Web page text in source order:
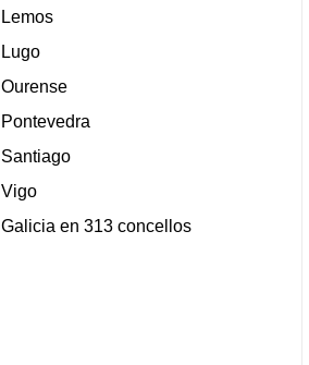
Lemos
Lugo
Ourense
Pontevedra
Santiago
Vigo
Galicia en 313 concellos